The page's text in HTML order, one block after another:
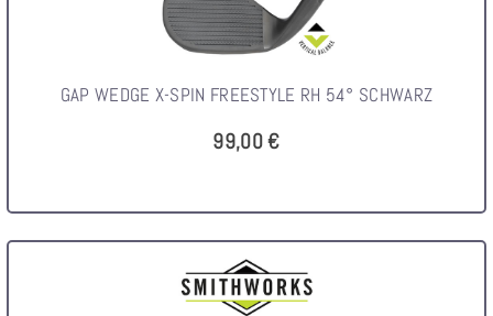
GAP WEDGE X-SPIN FREESTYLE RH 54° SCHWARZ
99,00 €